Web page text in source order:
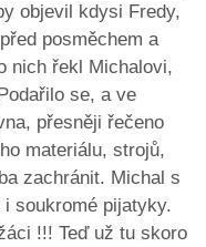
objevil kdysi Fredy,
posměchem a
nich řekl Michalovi,
se, a ve
přesněji řečeno
materiálu, strojů,
zachránit. Michal s
soukromé pijatyky.
!!! Teď už tu skoro